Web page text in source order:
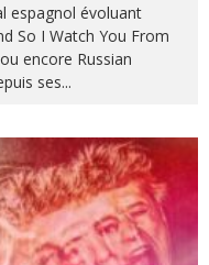
espagnol évoluant
So I Watch You From
encore Russian
ses...